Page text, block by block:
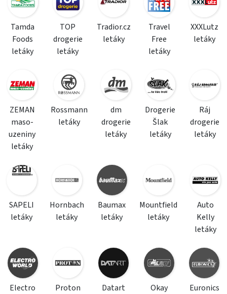
Tamda
Foods
letáky
TOP
drogerie
letáky
Tradior.cz
letáky
Travel
Free
letáky
XXXLutz
letáky
ZEMAN
maso-
uzeniny
letáky
Rossmann
letáky
dm
drogerie
letáky
Drogerie
Šlak
letáky
Ráj
drogerie
letáky
SAPELI
letáky
Hornbach
letáky
Baumax
letáky
Mountfield
letáky
Auto
Kelly
letáky
Electro
Proton
Datart
Okay
Euronics